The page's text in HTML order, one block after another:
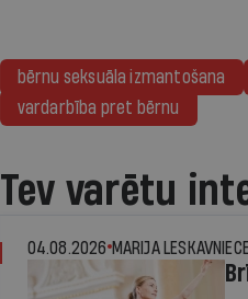
bērnu seksuāla izmantošana
vardarbība pret bērnu
Tev varētu
04.08.2026 MARIJA LESKAVNIECE